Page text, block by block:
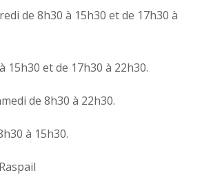
de 8h30 à 15h30 et de 17h30 à
15h30 et de 17h30 à 22h30.
de 8h30 à 22h30.
à 15h30.